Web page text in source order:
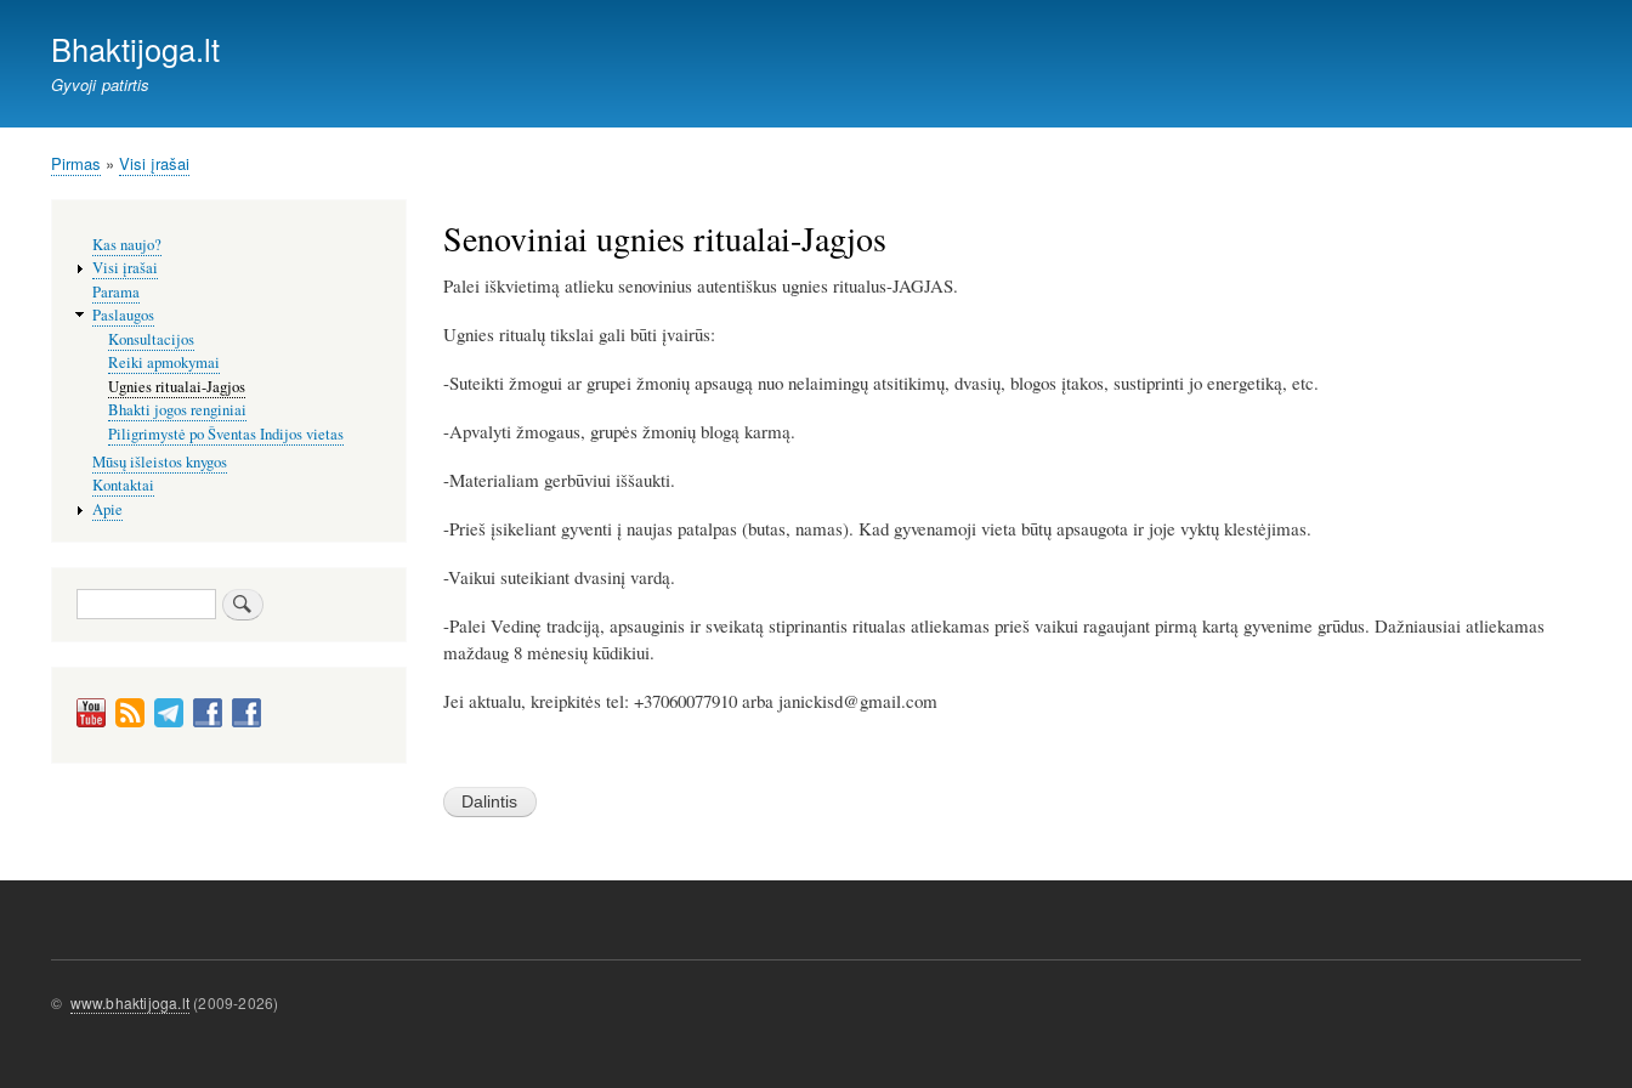
Bhaktijoga.lt
Gyvoji patirtis
Kelias
Pirmas Visi įrašai
Senoviniai ugnies ritualai-Jagjos
Palei iškvietimą atlieku senovinius autentiškus ugnies ritualus-JAGJAS.
Ugnies ritualų tikslai gali būti įvairūs:
-Suteikti žmogui ar grupei žmonių apsaugą nuo nelaimingų atsitikimų, dvasių, blogos įtakos, sustiprinti jo energetiką, etc.
-Apvalyti žmogaus, grupės žmonių blogą karmą.
-Materialiam gerbūviui iššaukti.
-Prieš įsikeliant gyventi į naujas patalpas (butas, namas). Kad gyvenamoji vieta būtų apsaugota ir joje vyktų klestėjimas.
-Vaikui suteikiant dvasinį vardą.
-Palei Vedinę tradciją, apsauginis ir sveikatą stiprinantis ritualas atliekamas prieš vaikui ragaujant pirmą kartą gyvenime grūdus. Dažniausiai atliekamas
maždaug 8 mėnesių kūdikiui.
Jei aktualu, kreipkitės tel: +37060077910 arba janickisd@gmail.com
meniu
Kas naujo?
Visi įrašai
Parama
Paslaugos
Konsultacijos
Reiki apmokymai
Ugnies ritualai-Jagjos
Bhakti jogos renginiai
Piligrimystė po Šventas Indijos vietas
Mūsų išleistos knygos
Kontaktai
Apie
Paieška
© www.bhaktijoga.lt (2009-2026)